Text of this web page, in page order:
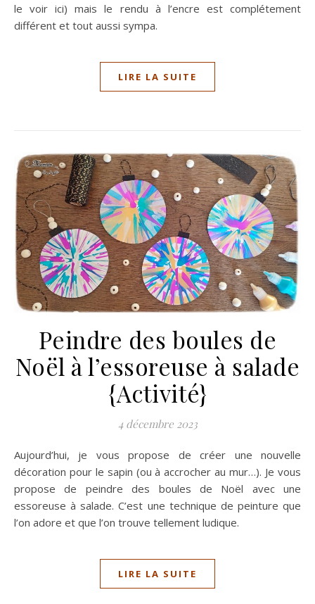
le voir ici) mais le rendu à l’encre est complétement
différent et tout aussi sympa.
LIRE LA SUITE
Peindre des boules de
Noël à l’essoreuse à salade
{Activité}
4 décembre 2023
Aujourd’hui, je vous propose de créer une nouvelle
décoration pour le sapin (ou à accrocher au mur…). Je vous
propose de peindre des boules de Noël avec une
essoreuse à salade. C’est une technique de peinture que
l’on adore et que l’on trouve tellement ludique.
LIRE LA SUITE